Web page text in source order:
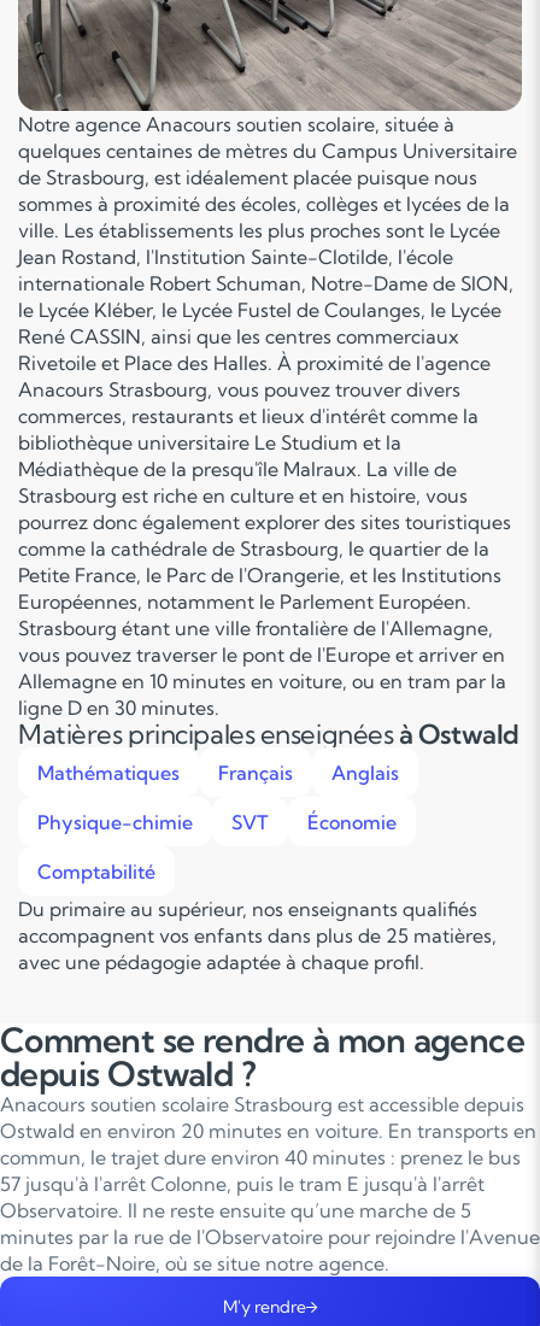
Notre agence Anacours soutien scolaire, située à
quelques centaines de mètres du Campus Universitaire
de Strasbourg, est idéalement placée puisque nous
sommes à proximité des écoles, collèges et lycées de la
ville. Les établissements les plus proches sont le Lycée
Jean Rostand, l'Institution Sainte-Clotilde, l'école
internationale Robert Schuman, Notre-Dame de SION,
le Lycée Kléber, le Lycée Fustel de Coulanges, le Lycée
René CASSIN, ainsi que les centres commerciaux
Rivetoile et Place des Halles. À proximité de l'agence
Anacours Strasbourg, vous pouvez trouver divers
commerces, restaurants et lieux d'intérêt comme la
bibliothèque universitaire Le Studium et la
Médiathèque de la presqu'île Malraux. La ville de
Strasbourg est riche en culture et en histoire, vous
pourrez donc également explorer des sites touristiques
comme la cathédrale de Strasbourg, le quartier de la
Petite France, le Parc de l'Orangerie, et les Institutions
Européennes, notamment le Parlement Européen.
Strasbourg étant une ville frontalière de l'Allemagne,
vous pouvez traverser le pont de l'Europe et arriver en
Allemagne en 10 minutes en voiture, ou en tram par la
ligne D en 30 minutes.
Matières principales enseignéesà Ostwald
Mathématiques Français Anglais
Physique-chimie SVT Économie
Comptabilité
Du primaire au supérieur, nos enseignants qualifiés
accompagnent vos enfants dans plus de 25 matières,
avec une pédagogie adaptée à chaque profil.
Comment se rendre à mon agence
depuis Ostwald ?
Anacours soutien scolaire Strasbourg est accessible depuis
Ostwald en environ 20 minutes en voiture. En transports en
commun, le trajet dure environ 40 minutes : prenez le bus
57 jusqu'à l'arrêt Colonne, puis le tram E jusqu'à l'arrêt
Observatoire. Il ne reste ensuite qu’une marche de 5
minutes par la rue de l'Observatoire pour rejoindre l'Avenue
de la Forêt-Noire, où se situe notre agence.
M'y rendre